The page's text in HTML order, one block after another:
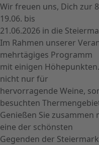
Wir freuen uns, Dich zur
19.06. bis
21.06.2026 in die
Im Rahmen unserer
mehrtägiges Programm
mit einigen
nicht nur für
hervorragende Weine,
besuchten
Genießen Sie
eine der schönsten
Gegenden der